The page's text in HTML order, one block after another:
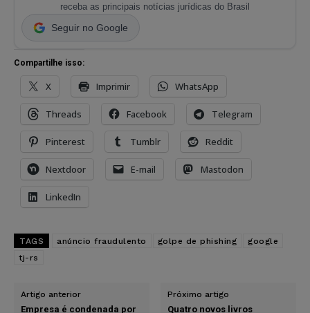
receba as principais notícias jurídicas do Brasil
Seguir no Google
Compartilhe isso:
X Imprimir WhatsApp
Threads Facebook Telegram
Pinterest Tumblr Reddit
Nextdoor E-mail Mastodon
LinkedIn
TAGS anúncio fraudulento golpe de phishing
google
tj-rs
Artigo anterior
Empresa é condenada por
Próximo artigo
Quatro novos livros